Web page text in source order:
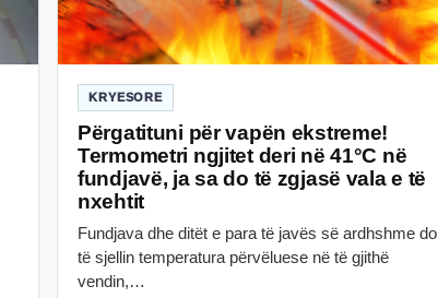
KRYESORE
Përgatituni për vapën ekstreme!
Termometri ngjitet deri në 41°C në
fundjavë, ja sa do të zgjasë vala e të
nxehtit
Fundjava dhe ditët e para të javës së ardhshme do
të sjellin temperatura përvëluese në të gjithë
vendin,…